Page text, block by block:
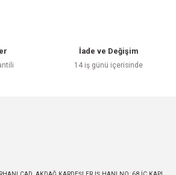
İade ve Değişim
14 iş günü içerisinde